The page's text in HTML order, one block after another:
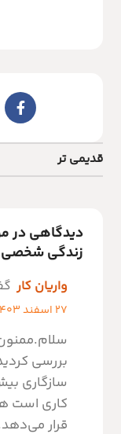
قدیمی تر
دیدگاهی در
زندگی شخصی
واریان کار
27 اسفند 1403 در 09:41
بررسی
سازگاری
کاری است
قرار